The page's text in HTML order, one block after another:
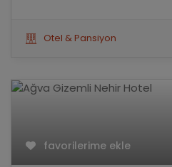
Otel & Pansiyon
favorilerime ekle